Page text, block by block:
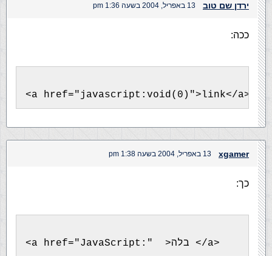
ירדן שם טוב 13 באפריל, 2004 בשעה 1:36 pm
ככה:
<a href="javascript:void(0)">link</a>
xgamer 13 באפריל, 2004 בשעה 1:38 pm
כך:
<a href="JavaScript:"  >בלה </a>